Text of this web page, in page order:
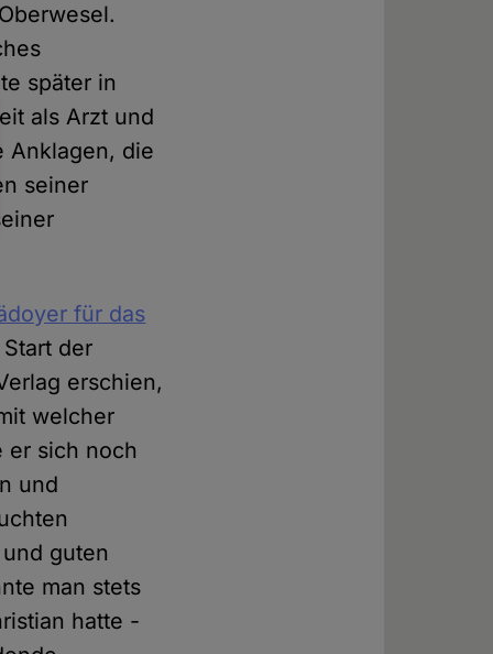
später in
als Arzt und
Anklagen, die
seiner
für das
der
erschien,
welcher
er sich noch
und
guten
man stets
hatte -